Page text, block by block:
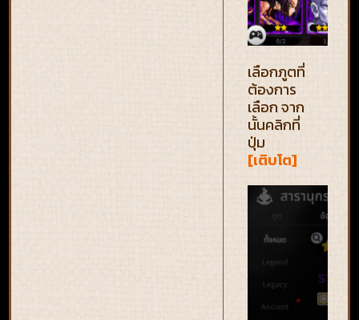
เลือกภูตที่
ต้องการ
เลือก จาก
นั้นคลิกที่
ปุ่ม
[เติบโต]